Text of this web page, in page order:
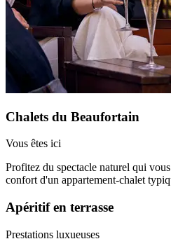
Chalets du Beaufortain
Vous êtes ici
Profitez du spectacle naturel qui
confort d'un appartement-chalet
Apéritif en terrasse
Prestations luxueuses